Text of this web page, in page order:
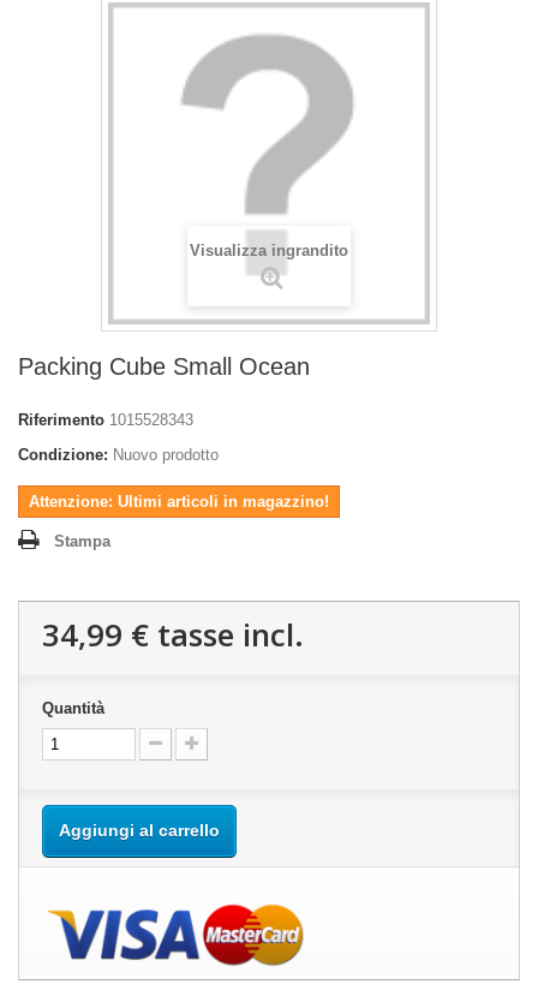
Visualizza ingrandito
Packing Cube Small Ocean
Riferimento 1015528343
Condizione: Nuovo prodotto
Attenzione: Ultimi articoli in magazzino!
Stampa
34,99 € tasse incl.
Quantità
Aggiungi al carrello